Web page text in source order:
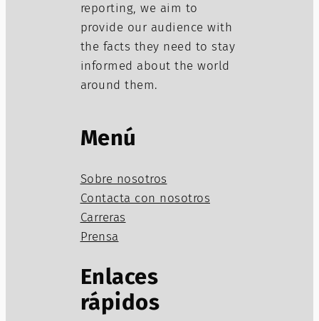
reporting, we aim to
provide our audience with
the facts they need to stay
informed about the world
around them.
Menú
Sobre nosotros
Contacta con nosotros
Carreras
Prensa
Enlaces
rápidos